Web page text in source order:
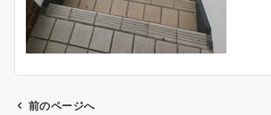
前のページへ